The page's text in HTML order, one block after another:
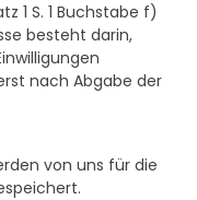
1 S. 1 Buchstabe f)
besteht darin,
nach Abgabe der
von uns für die